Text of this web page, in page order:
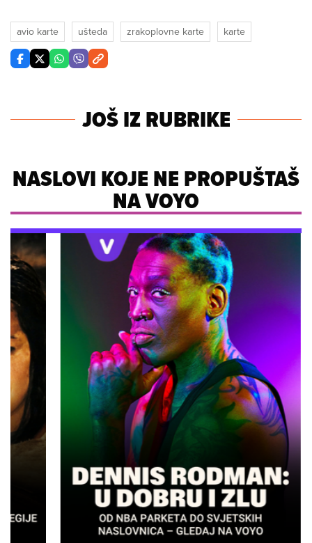
avio karte ušteda zrakoplovne karte karte
JOŠ IZ RUBRIKE
NASLOVI KOJE NE PROPUŠTAŠ
NA VOYO